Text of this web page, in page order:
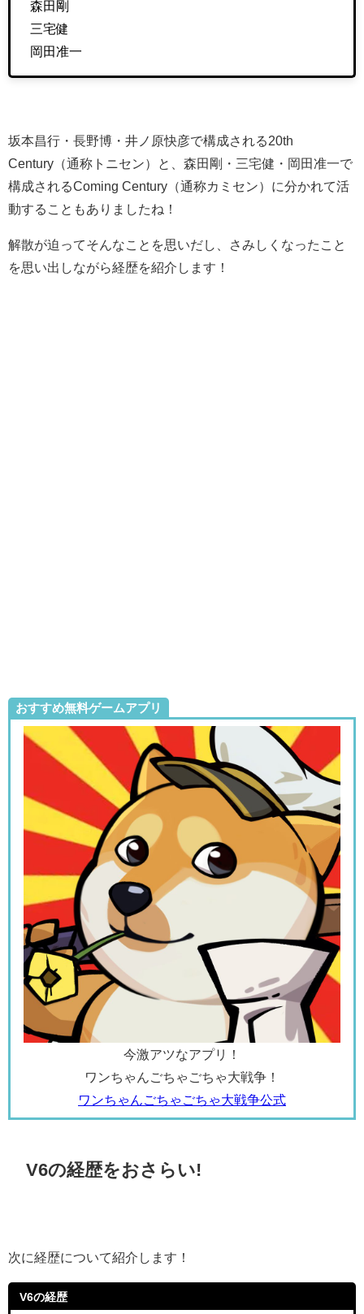
森田剛
三宅健
岡田准一
坂本昌行・長野博・井ノ原快彦で構成される20th
Century（通称トニセン）と、森田剛・三宅健・岡田准一で
構成されるComing Century（通称カミセン）に分かれて活
動することもありましたね！
解散が迫ってそんなことを思いだし、さみしくなったこと
を思い出しながら経歴を紹介します！
おすすめ無料ゲームアプリ
今激アツなアプリ！
ワンちゃんごちゃごちゃ大戦争！
ワンちゃんごちゃごちゃ大戦争公式
V6の経歴をおさらい!
次に経歴について紹介します！
V6の経歴